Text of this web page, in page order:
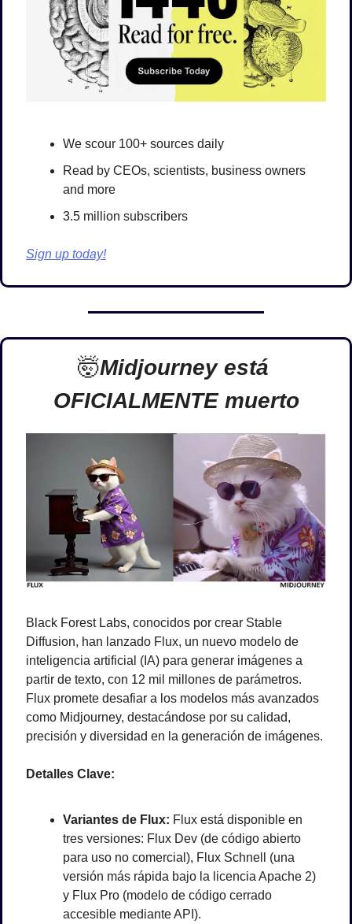
We scour 100+ sources daily
Read by CEOs, scientists, business owners
and more
3.5 million subscribers
Sign up today!
🤯Midjourney está
OFICIALMENTE muerto
Black Forest Labs, conocidos por crear Stable
Diffusion, han lanzado Flux, un nuevo modelo de
inteligencia artificial (IA) para generar imágenes a
partir de texto, con 12 mil millones de parámetros.
Flux promete desafiar a los modelos más avanzados
como Midjourney, destacándose por su calidad,
precisión y diversidad en la generación de imágenes.
Detalles Clave:
Variantes de Flux: Flux está disponible en
tres versiones: Flux Dev (de código abierto
para uso no comercial), Flux Schnell (una
versión más rápida bajo la licencia Apache 2)
y Flux Pro (modelo de código cerrado
accesible mediante API).